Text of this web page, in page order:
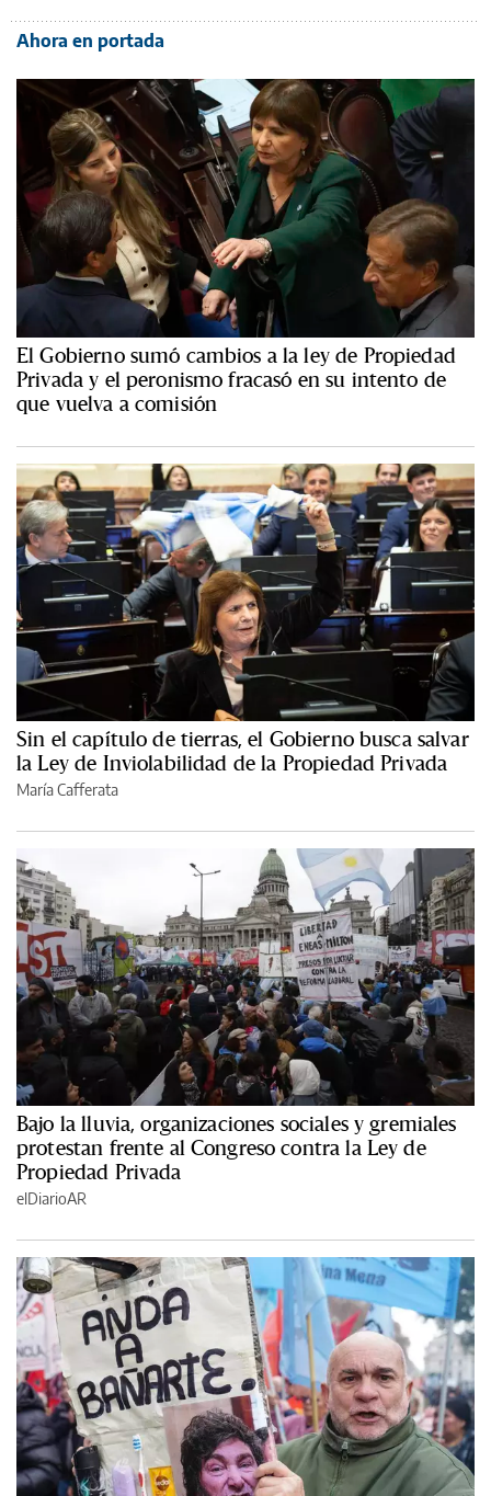
Ahora en portada
El Gobierno sumó cambios a la ley de Propiedad
Privada y el peronismo fracasó en su intento de
que vuelva a comisión
Sin el capítulo de tierras, el Gobierno busca salvar
la Ley de Inviolabilidad de la Propiedad Privada
María Cafferata
Bajo la lluvia, organizaciones sociales y gremiales
protestan frente al Congreso contra la Ley de
Propiedad Privada
elDiarioAR